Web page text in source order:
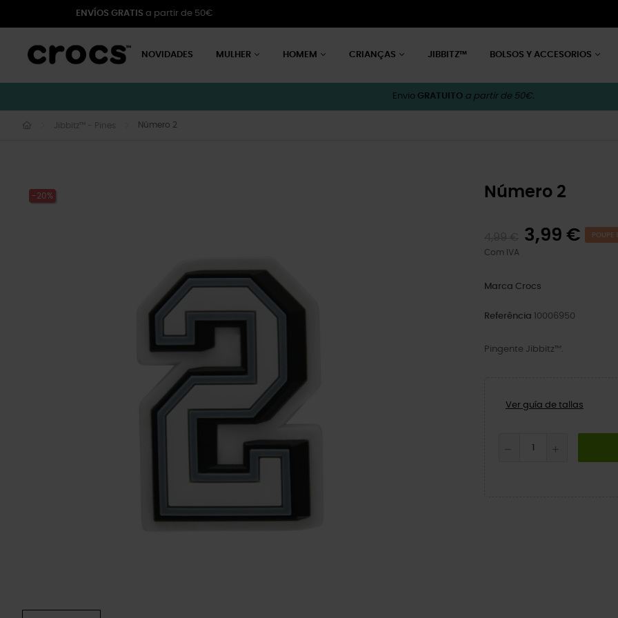
ENVÍOS GRATIS a partir de 50€
NOVIDADES MULHER HOMEM CRIANÇAS JIBBITZ™ BOLSOS Y ACCESORIOS
Envio GRATUITO a partir de 50€.
Jibbitz™ - Pines Número 2
-20% Número 2
3,99 € POUPE
Com IVA
Marca Crocs
Referência 10006950
Pingente Jibbitz™.
Ver guía de tallas